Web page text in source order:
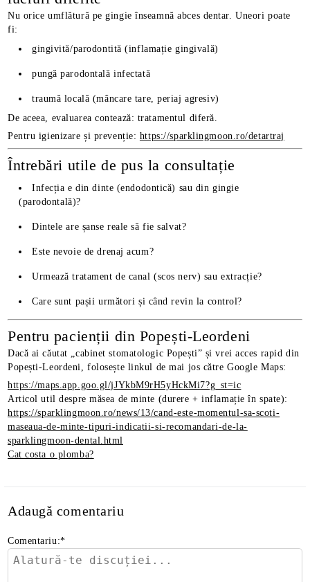
Nu orice umflătură pe gingie înseamnă abces dentar. Uneori poate
fi:
gingivită/parodontită (inflamație gingivală)
pungă parodontală infectată
traumă locală (mâncare tare, periaj agresiv)
De aceea, evaluarea contează: tratamentul diferă.
Pentru igienizare și prevenție: https://sparklingmoon.ro/detartraj
Întrebări utile de pus la consultație
Infecția e din dinte (endodontică) sau din gingie
(parodontală)?
Dintele are șanse reale să fie salvat?
Este nevoie de drenaj acum?
Urmează tratament de canal (scos nerv) sau extracție?
Care sunt pașii următori și când revin la control?
Pentru pacienții din Popești-Leordeni
Dacă ai căutat „cabinet stomatologic Popești” și vrei acces rapid din
Popești-Leordeni, folosește linkul de mai jos către Google Maps:
https://maps.app.goo.gl/jJYkbM9rH5yHckMi7?g_st=ic
Articol util despre măsea de minte (durere + inflamație în spate):
https://sparklingmoon.ro/news/13/cand-este-momentul-sa-scoti-
maseaua-de-minte-tipuri-indicatii-si-recomandari-de-la-
sparklingmoon-dental.html
Cat costa o plomba?
Adaugă comentariu
Comentariu:*